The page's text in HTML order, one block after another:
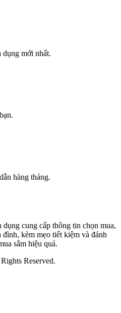
mới nhất.
hàng tháng.
cung cấp thông tin chọn mua,
kèm mẹo tiết kiệm và đánh
sắm hiệu quả.
Reserved.